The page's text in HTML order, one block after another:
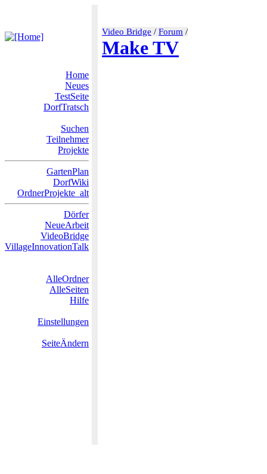
Video Bridge / Forum /
Make TV
Home
Neues
TestSeite
DorfTratsch
Suchen
Teilnehmer
Projekte
GartenPlan
DorfWiki
OrdnerProjekte_alt
Dörfer
NeueArbeit
VideoBridge
VillageInnovationTalk
AlleOrdner
AlleSeiten
Hilfe
Einstellungen
SeiteÄndern